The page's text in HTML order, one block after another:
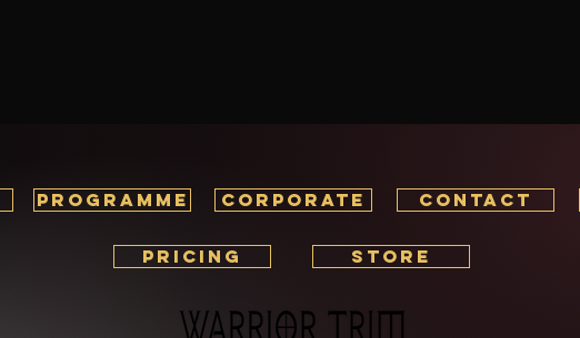
PROGRAMME corporate CONTACT
PRICING STORE